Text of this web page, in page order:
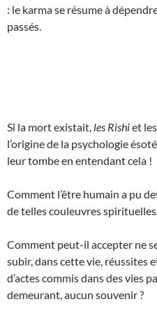
: le karma se résume à
passés.
Si la mort existait, les Rishiet
l’origine de la psychologie
leur tombe en entendant cela !
Comment l’être humain a pu
de telles couleuvres spirituelles
Comment peut-il accepter ne
subir, dans cette vie, réussites
d’actes commis dans des vies
demeurant, aucun souvenir ?